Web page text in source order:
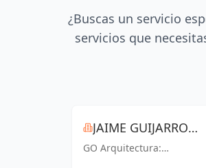
¿Buscas un servicio
servicios que
JAIME GUIJARRO
ORIA
GO Arquitectura: